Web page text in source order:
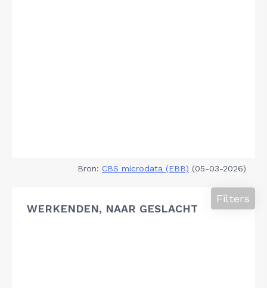
Bron: CBS microdata (EBB) (05-03-2026)
WERKENDEN, NAAR GESLACHT
Filters